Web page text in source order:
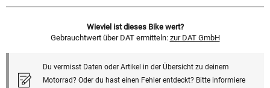
Wieviel ist dieses Bike wert?
Gebrauchtwert über DAT ermitteln: zur DAT GmbH
Du vermisst Daten oder Artikel in der Übersicht zu deinem
Motorrad? Oder du hast einen Fehler entdeckt? Bitte informiere